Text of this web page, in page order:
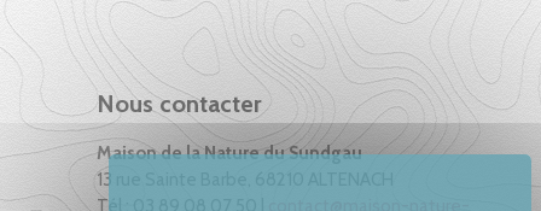
Nous contacter
Maison de la Nature du Sundgau
13 rue Sainte Barbe, 68210 ALTENACH
Tél : 03 89 08 07 50 |